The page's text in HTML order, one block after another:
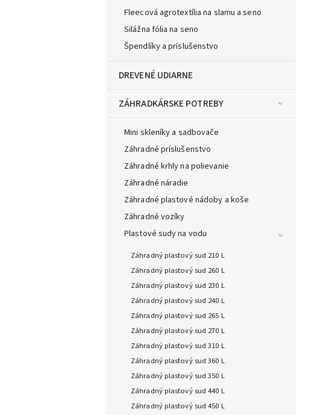
Fleecová agrotextília na slamu a seno
Silážna fólia na seno
Špendlíky a príslušenstvo
DREVENÉ UDIARNE
ZÁHRADKÁRSKE POTREBY
Mini skleníky a sadbovače
Záhradné príslušenstvo
Záhradné krhly na polievanie
Záhradné náradie
Záhradné plastové nádoby a koše
Záhradné vozíky
Plastové sudy na vodu
Záhradný plastový sud 210 L
Záhradný plastový sud 260 L
Záhradný plastový sud 230 L
Záhradný plastový sud 240 L
Záhradný plastový sud 265 L
Záhradný plastový sud 270 L
Záhradný plastový sud 310 L
Záhradný plastový sud 360 L
Záhradný plastový sud 350 L
Záhradný plastový sud 440 L
Záhradný plastový sud 450 L